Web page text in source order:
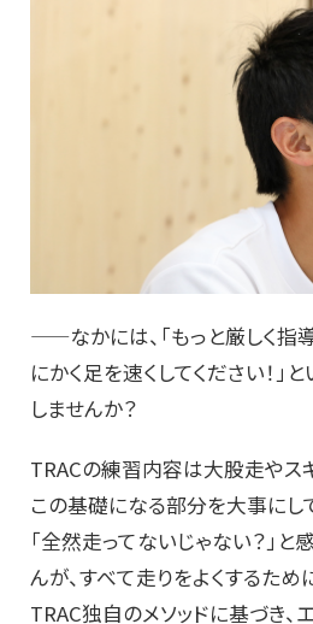
——なかには、「もっと厳しく指導
にかく足を速くしてください！」
しませんか？
TRACの練習内容は大股走やス
この基礎になる部分を大事にし
「全然走ってないじゃない？」
んが、すべて走りをよくするため
TRAC独自のメソッドに基づき、